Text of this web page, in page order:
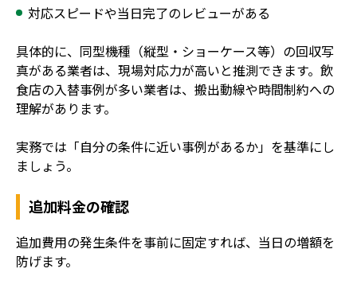
対応スピードや当日完了のレビューがある
具体的に、同型機種（縦型・ショーケース等）の回収写
真がある業者は、現場対応力が高いと推測できます。飲
食店の入替事例が多い業者は、搬出動線や時間制約への
理解があります。
実務では「自分の条件に近い事例があるか」を基準にし
ましょう。
追加料金の確認
追加費用の発生条件を事前に固定すれば、当日の増額を
防げます。